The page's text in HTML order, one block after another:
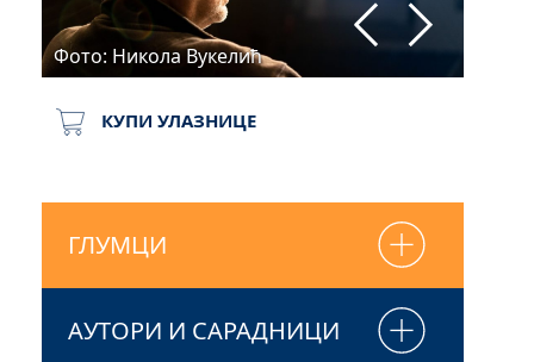
Фото: Никола Вукелић
КУПИ УЛАЗНИЦЕ
ГЛУМЦИ
АУТОРИ И САРАДНИЦИ